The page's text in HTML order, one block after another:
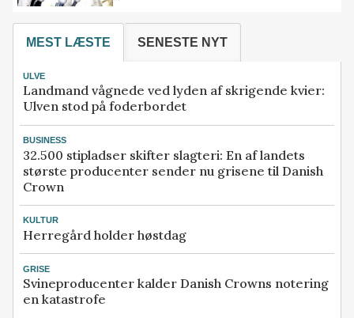
MEST LÆSTE SENESTE NYT
ULVE
Landmand vågnede ved lyden af skrigende kvier:
Ulven stod på foderbordet
BUSINESS
32.500 stipladser skifter slagteri: En af landets
største producenter sender nu grisene til Danish
Crown
KULTUR
Herregård holder høstdag
GRISE
Svineproducenter kalder Danish Crowns notering
en katastrofe